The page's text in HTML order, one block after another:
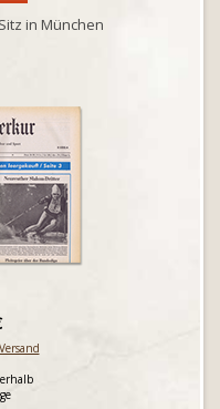
in München
Versand